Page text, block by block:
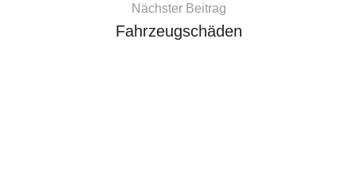
Nächster Beitrag
Fahrzeugschäden